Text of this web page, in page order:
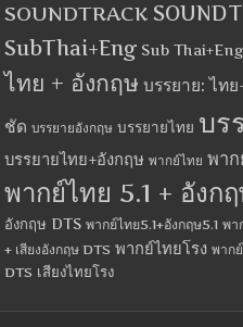
SOUNDTRACK
SubThai+Eng Sub Thai+Eng
ไทย + อังกฤษ บรรยาย: ไท
ชัด บรรยายอังกฤษ บรรยายไทย บร
บรรยายไทย+อังกฤษ พากย์ไทย พา
พากย์ไทย 5.1 + อังก
อังกฤษ DTS พากย์ไทย5.1+อังกฤษ5.1 พา
+ เสียงอังกฤษ DTS พากย์ไทยโรง พาก
DTS เสียงไทยโรง